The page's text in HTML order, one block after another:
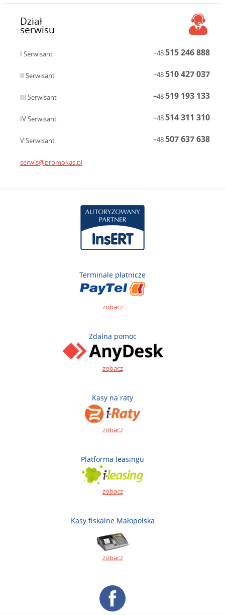
Dział
serwisu
I Serwisant +48515 246 888
II Serwisant +48510 427 037
III Serwisant +48519 193 133
IV Serwisant +48514 311 310
V Serwisant +48507 637 638
serwis@promokas.pl
Terminale płatnicze
zobacz
Zdalna pomoc
zobacz
Kasy na raty
zobacz
Platforma leasingu
zobacz
Kasy fiskalne Małopolska
zobacz